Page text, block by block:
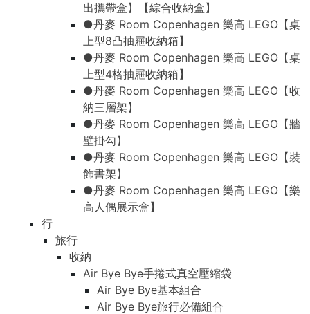
出攜帶盒】【綜合收納盒】
●丹麥 Room Copenhagen 樂高 LEGO【桌
上型8凸抽屜收納箱】
●丹麥 Room Copenhagen 樂高 LEGO【桌
上型4格抽屜收納箱】
●丹麥 Room Copenhagen 樂高 LEGO【收
納三層架】
●丹麥 Room Copenhagen 樂高 LEGO【牆
壁掛勾】
●丹麥 Room Copenhagen 樂高 LEGO【裝
飾書架】
●丹麥 Room Copenhagen 樂高 LEGO【樂
高人偶展示盒】
行
旅行
收納
Air Bye Bye手捲式真空壓縮袋
Air Bye Bye基本組合
Air Bye Bye旅行必備組合